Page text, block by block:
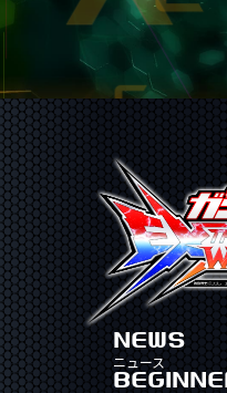
NEWS
ニュース